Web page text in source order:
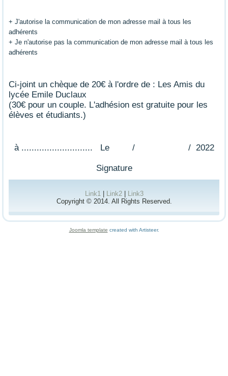
+ J'autorise la communication de mon adresse mail à tous les
adhérents
+ Je n'autorise pas la communication de mon adresse mail à tous les
adhérents
Ci-joint un chèque de 20€ à l'ordre de : Les Amis du
lycée Emile Duclaux
(30€ pour un couple. L'adhésion est gratuite pour les
élèves et étudiants.)
à ............................ Le / / 2022
Signature
Link1| Link2|
Link3
Copyright © 2014. All Rights Reserved.
Joomla template created with Artisteer.